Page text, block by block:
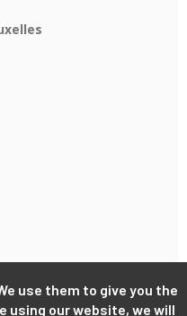
use them to give you the
using our website, we will